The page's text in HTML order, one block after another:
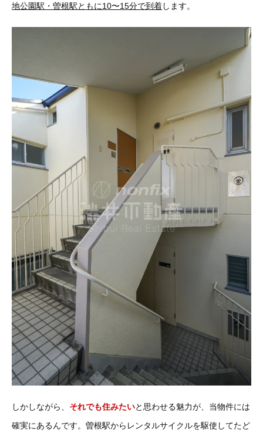
地公園駅・曽根駅ともに10〜15分で到着します。
しかしながら、 それでも住みたいと思わせる魅力が、当物件には
確実にあるんです。曽根駅からレンタルサイクルを駆使してたど